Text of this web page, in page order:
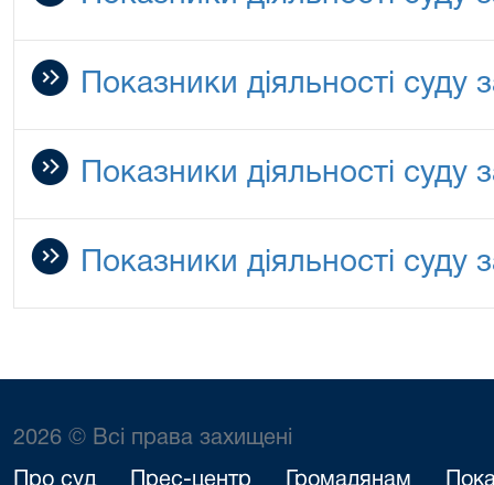
Показники діяльності суду
Показники діяльності суду
Показники діяльності суду
2026 © Всі права захищені
Про суд Прес-центр Громадянам